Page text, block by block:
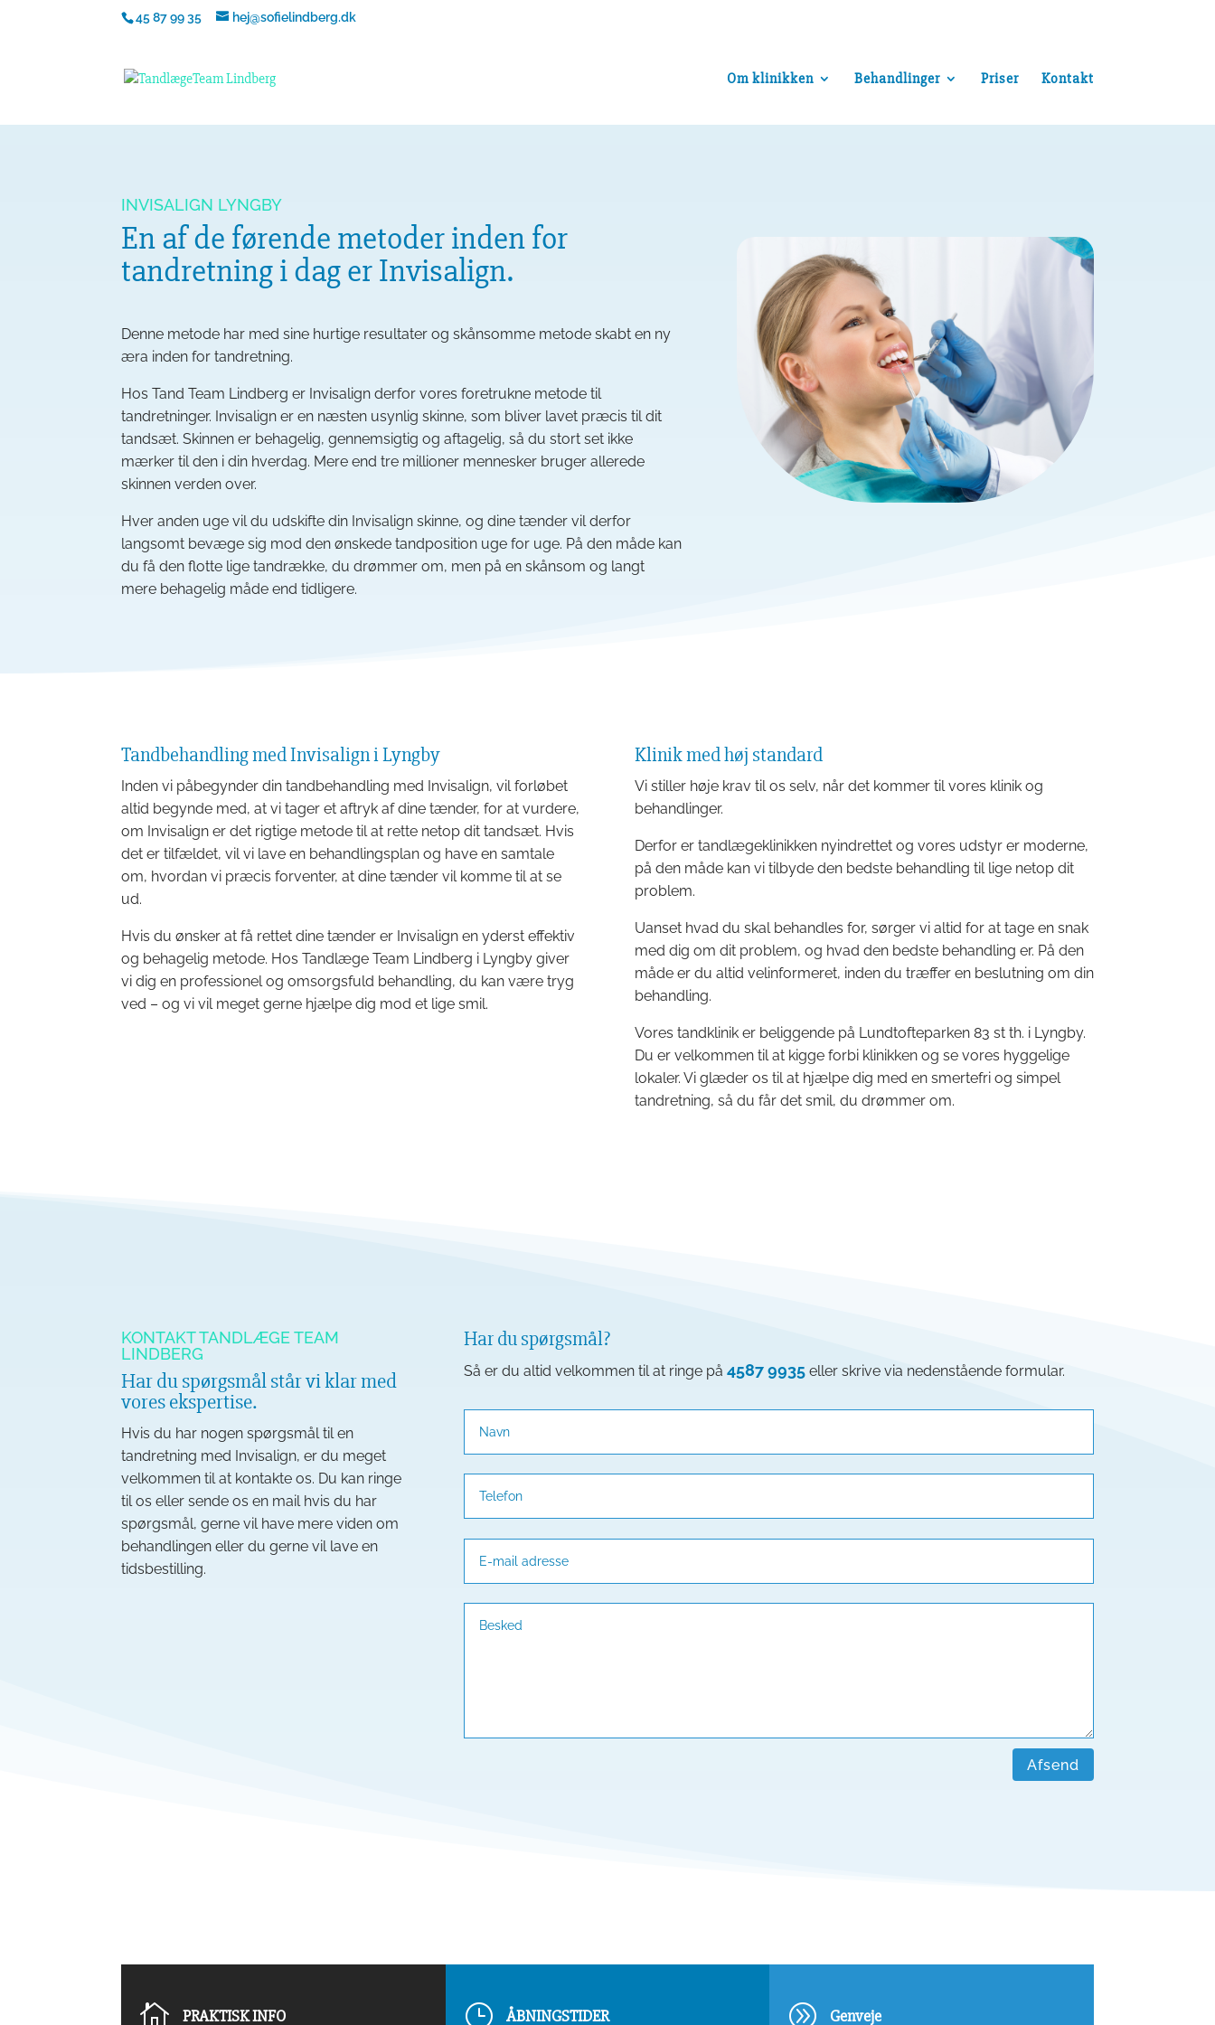
45 87 99 35 hej@sofielindberg.dk
Om klinikken Behandlinger Priser Kontakt
INVISALIGN LYNGBY
En af de førende metoder inden for
tandretning i dag er Invisalign.
Denne metode har med sine hurtige resultater og skånsomme metode skabt en ny
æra inden for tandretning.
Hos Tand Team Lindberg er Invisalign derfor vores foretrukne metode til
tandretninger. Invisalign er en næsten usynlig skinne, som bliver lavet præcis til dit
tandsæt. Skinnen er behagelig, gennemsigtig og aftagelig, så du stort set ikke
mærker til den i din hverdag. Mere end tre millioner mennesker bruger allerede
skinnen verden over.
Hver anden uge vil du udskifte din Invisalign skinne, og dine tænder vil derfor
langsomt bevæge sig mod den ønskede tandposition uge for uge. På den måde kan
du få den flotte lige tandrække, du drømmer om, men på en skånsom og langt
mere behagelig måde end tidligere.
Tandbehandling med Invisalign i Lyngby
Inden vi påbegynder din tandbehandling med Invisalign, vil forløbet
altid begynde med, at vi tager et aftryk af dine tænder, for at vurdere,
om Invisalign er det rigtige metode til at rette netop dit tandsæt. Hvis
det er tilfældet, vil vi lave en behandlingsplan og have en samtale
om, hvordan vi præcis forventer, at dine tænder vil komme til at se
ud.
Hvis du ønsker at få rettet dine tænder er Invisalign en yderst effektiv
og behagelig metode. Hos Tandlæge Team Lindberg i Lyngby giver
vi dig en professionel og omsorgsfuld behandling, du kan være tryg
ved – og vi vil meget gerne hjælpe dig mod et lige smil.
Klinik med høj standard
Vi stiller høje krav til os selv, når det kommer til vores klinik og
behandlinger.
Derfor er tandlægeklinikken nyindrettet og vores udstyr er moderne,
på den måde kan vi tilbyde den bedste behandling til lige netop dit
problem.
Uanset hvad du skal behandles for, sørger vi altid for at tage en snak
med dig om dit problem, og hvad den bedste behandling er. På den
måde er du altid velinformeret, inden du træffer en beslutning om din
behandling.
Vores tandklinik er beliggende på Lundtofteparken 83 st th. i Lyngby.
Du er velkommen til at kigge forbi klinikken og se vores hyggelige
lokaler. Vi glæder os til at hjælpe dig med en smertefri og simpel
tandretning, så du får det smil, du drømmer om.
KONTAKT TANDLÆGE TEAM
LINDBERG
Har du spørgsmål står vi klar med
vores ekspertise.
Hvis du har nogen spørgsmål til en
tandretning med Invisalign, er du meget
velkommen til at kontakte os. Du kan ringe
til os eller sende os en mail hvis du har
spørgsmål, gerne vil have mere viden om
behandlingen eller du gerne vil lave en
tidsbestilling.
Har du spørgsmål?
Så er du altid velkommen til at ringe på 4587 9935eller skrive via nedenstående formular.
Afsend
 PRAKTISK INFO } ÅBNINGSTIDER A Genveje